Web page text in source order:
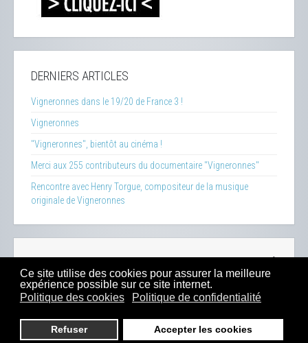
Ce site utilise des cookies pour assurer la meilleure
expérience possible sur ce site internet.
Politique des cookies
Politique de confidentialité
Refuser Accepter les cookies
DERNIERS ARTICLES
Vigneronnes dans le 19/20 de France 3 !
Vigneronnes
"Vigneronnes", bientôt au cinéma !
Merci aux 255 contributeurs du documentaire "Vigneronnes"
Rencontre avec Henry Torgue, compositeur de la musique
originale de Vigneronnes
100% Bio-Presse -Sitemap -Mentions Légales-Contacts
- Boutique